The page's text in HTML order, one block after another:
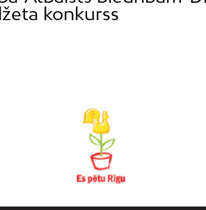
konkurss